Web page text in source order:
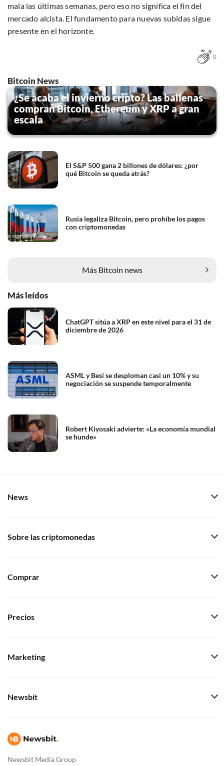
mala las últimas semanas, pero eso no significa el fin del
mercado alcista. El fundamento para nuevas subidas sigue
presente en el horizonte.
0
Bitcoin News
¿Se acaba el invierno cripto? Las ballenas
compran Bitcoin, Ethereum y XRP a gran
escala
El S&P 500 gana 2 billones de dólares: ¿por
qué Bitcoin se queda atrás?
Rusia legaliza Bitcoin, pero prohíbe los pagos
con criptomonedas
Más Bitcoin news
Más leídos
ChatGPT sitúa a XRP en este nivel para el 31 de
diciembre de 2026
ASML y Besi se desploman casi un 10% y su
negociación se suspende temporalmente
Robert Kiyosaki advierte: «La economía mundial
se hunde»
Newsbit Media Group
News
Sobre las criptomonedas
Comprar
Precios
Marketing
Newsbit